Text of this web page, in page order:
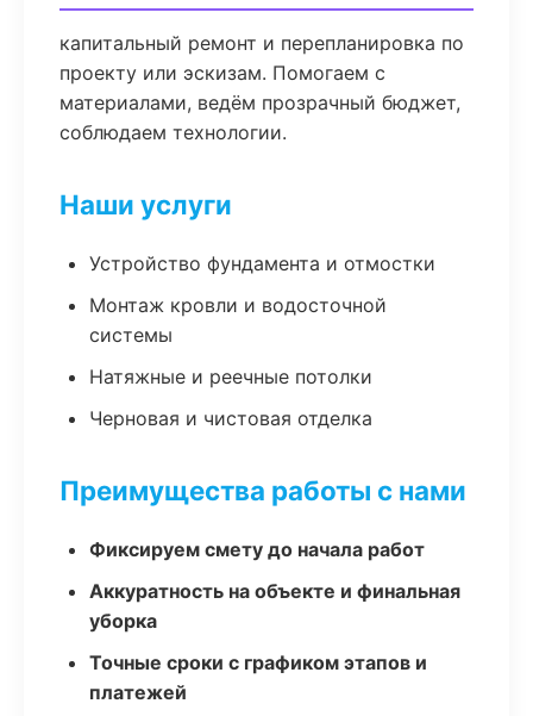
капитальный ремонт и перепланировка по
проекту или эскизам. Помогаем с
материалами, ведём прозрачный бюджет,
соблюдаем технологии.
Наши услуги
Устройство фундамента и отмостки
Монтаж кровли и водосточной
системы
Натяжные и реечные потолки
Черновая и чистовая отделка
Преимущества работы с нами
Фиксируем смету до начала работ
Аккуратность на объекте и финальная
уборка
Точные сроки с графиком этапов и
платежей